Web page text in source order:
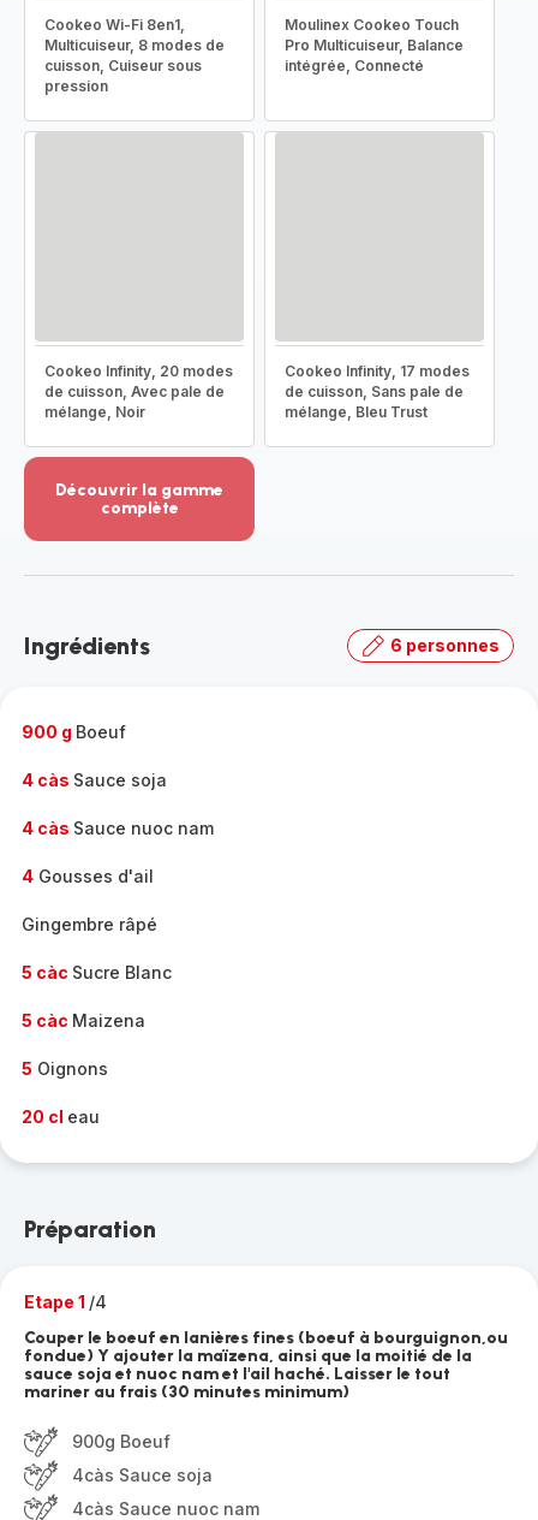
Cookeo Wi-Fi 8en1,
Multicuiseur, 8 modes de
cuisson, Cuiseur sous
pression
Moulinex Cookeo Touch
Pro Multicuiseur, Balance
intégrée, Connecté
Cookeo Infinity, 20 modes
de cuisson, Avec pale de
mélange, Noir
Cookeo Infinity, 17 modes
de cuisson, Sans pale de
mélange, Bleu Trust
Découvrir la gamme
complète
-
gamme
Ingrédients 6 personnes
900 g Boeuf
4 càs Sauce soja
4 càs Sauce nuoc nam
4 Gousses d'ail
Gingembre râpé
5 càc Sucre Blanc
5 càc Maizena
5 Oignons
20 cl eau
Préparation
Etape 1 /4
Couper le boeuf en lanières fines (boeuf à bourguignon,ou
fondue) Y ajouter la maïzena, ainsi que la moitié de la
sauce soja et nuoc nam et l'ail haché. Laisser le tout
mariner au frais (30 minutes minimum)
900g Boeuf
4càs Sauce soja
4càs Sauce nuoc nam